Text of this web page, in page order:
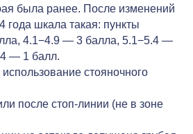
была ранее. После изменений
года шкала такая: пункты
4.1−4.9 — 3 балла, 5.1−5.4 —
— 1 балл.
стояночного
после стоп-линии (не в зоне